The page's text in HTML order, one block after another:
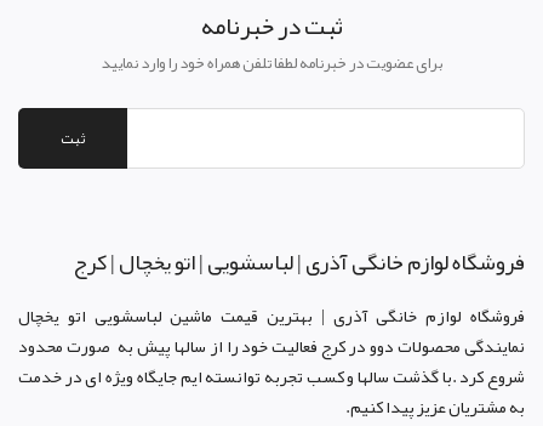
ثبت در خبرنامه
برای عضویت در خبرنامه لطفا تلفن همراه خود را وارد نمایید
ثبت
فروشگاه لوازم خانگی آذری | لباسشویی | اتو یخچال | کرج
فروشگاه لوازم خانگی آذری | بهترین قیمت ماشین لباسشویی اتو یخچال
نمایندگی محصولات دوو در کرجفعالیت خود را از سالها پیش به صورت محدود
شروع کرد .با گذشت سالها و کسب تجربه توانسته ایم جایگاه ویژه ای در خدمت
به مشتریان عزیز پیدا کنیم.